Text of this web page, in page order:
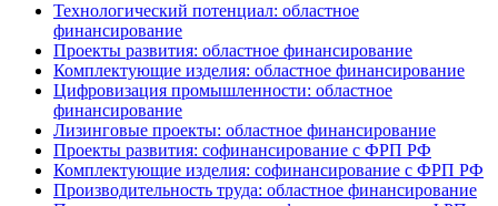
Технологический потенциал: областное
финансирование
Проекты развития: областное финансирование
Комплектующие изделия: областное финансирование
Цифровизация промышленности: областное
финансирование
Лизинговые проекты: областное финансирование
Проекты развития: софинансирование с ФРП РФ
Комплектующие изделия: софинансирование с ФРП РФ
Производительность труда: областное финансирование